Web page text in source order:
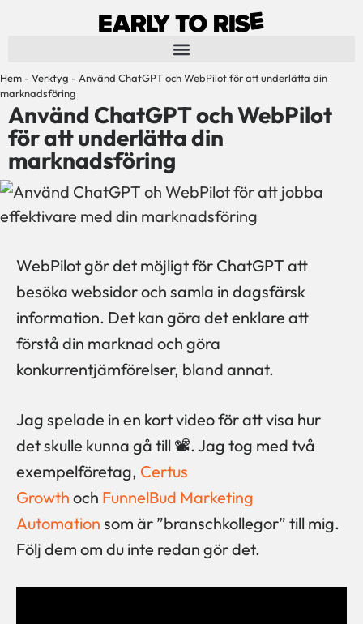
Hem - Verktyg - Använd ChatGPT och WebPilot för att underlätta din
marknadsföring
Använd ChatGPT och WebPilot
för att underlätta din
marknadsföring
WebPilot gör det möjligt för ChatGPT att
besöka websidor och samla in dagsfärsk
information. Det kan göra det enklare att
förstå din marknad och göra
konkurrentjämförelser, bland annat.
Jag spelade in en kort video för att visa hur
det skulle kunna gå till 📽️. Jag tog med två
exempelföretag, Certus
Growth och FunnelBud Marketing
Automation som är ”branschkollegor” till mig.
Följ dem om du inte redan gör det.